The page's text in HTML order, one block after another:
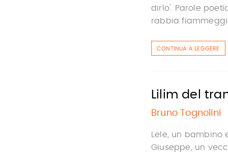
dirlo'. Parole
rabbia
CONTINUA A LEGGERE
Lilim del
Bruno Tognolini
Lele, un
Giuseppe, un